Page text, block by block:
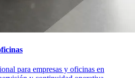
para empresas y oficinas en